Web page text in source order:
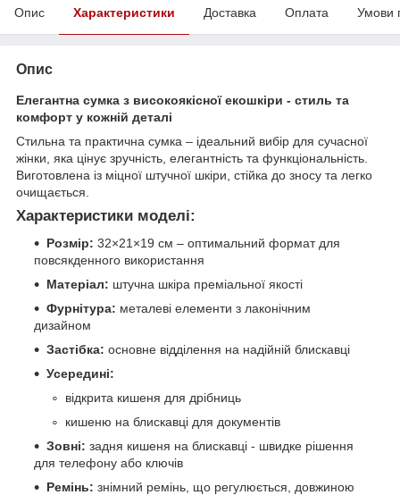
Опис Характеристики Доставка Оплата Умови
Опис
Елегантна сумка з високоякісної екошкіри - стиль та
комфорт у кожній деталі
Стильна та практична сумка – ідеальний вибір для сучасної
жінки, яка цінує зручність, елегантність та функціональність.
Виготовлена із міцної штучної шкіри, стійка до зносу та легко
очищається.
Характеристики моделі:
Розмір: 32×21×19 см – оптимальний формат для
повсякденного використання
Матеріал: штучна шкіра преміальної якості
Фурнітура: металеві елементи з лаконічним
дизайном
Застібка: основне відділення на надійній блискавці
Усередині:
відкрита кишеня для дрібниць
кишеню на блискавці для документів
Зовні: задня кишеня на блискавці - швидке рішення
для телефону або ключів
Ремінь: знімний ремінь, що регулюється, довжиною